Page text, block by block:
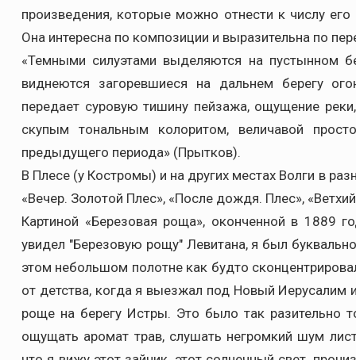
произведения, которые можно отнести к числу
Она интересна по композиции и выразительна по
«Темными силуэтами выделяются на пустынном
виднеются загоревшиеся на дальнем берегу
передает суровую тишину пейзажа, ощущение
скупым тональным колоритом, величавой
предыдущего периода» (Прытков).
В Плесе (у Костромы) и на других местах Волги в
«Вечер. Золотой Плес», «После дождя. Плес»,
Картиной «Березовая роща», оконченной в 1889
увидел "Березовую рощу" Левитана, я был
этом небольшом полотне как будто
от детства, когда я выезжал под Новый Иерусалим
роще на берегу Истры. Это было так разительно
ощущать аромат трав, слушать негромкий шум